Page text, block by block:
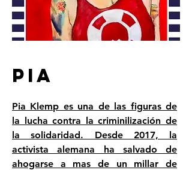
PIA
Pia Klemp es una de las figuras de
la lucha contra la criminilización de
la solidaridad. Desde 2017, la
activista alemana ha salvado de
ahogarse a mas de un millar de